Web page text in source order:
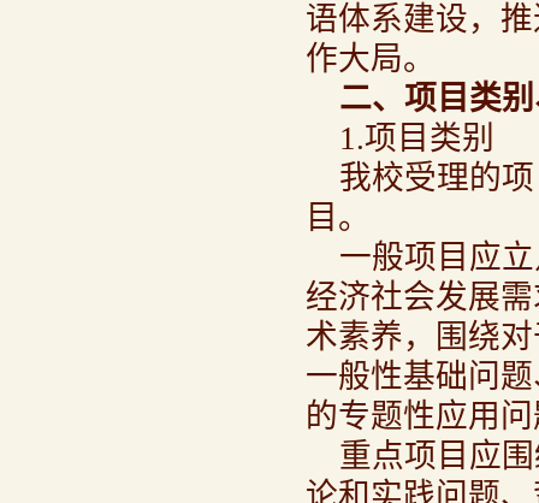
语体系建设，
作大局。
二、项目类
1.项目类别
我校受理的
目。
一般项目应
经济社会发展
术素养，围绕
一般性基础问
的专题性应用
重点项目应
论和实践问题